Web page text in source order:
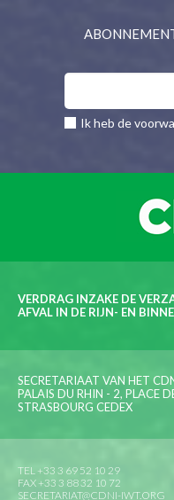
Ik heb de
VERDRAG INZAKE DE
AFVAL IN DE RIJN- EN
SECRETARIAAT VAN HET
PALAIS DU RHIN - 2, PLACE
STRASBOURG CEDEX
TEL +33 3 69 52 10 29
FAX +33 3 88 32 10 72
SECRETARIAT@CDNI-IWT.ORG